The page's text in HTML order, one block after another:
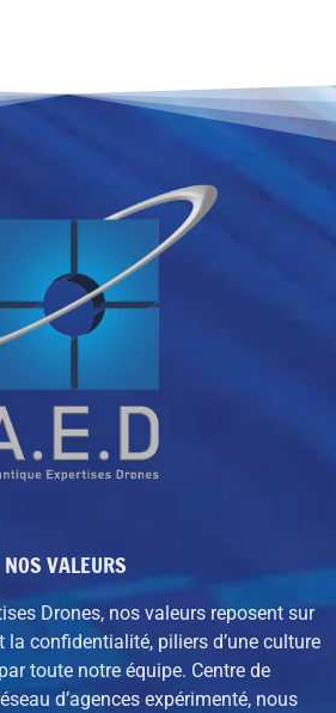
NOS VALEURS
Drones, nos valeurs reposent sur
la confidentialité, piliers d’une culture
toute notre équipe. Centre de
d’agences expérimenté, nous